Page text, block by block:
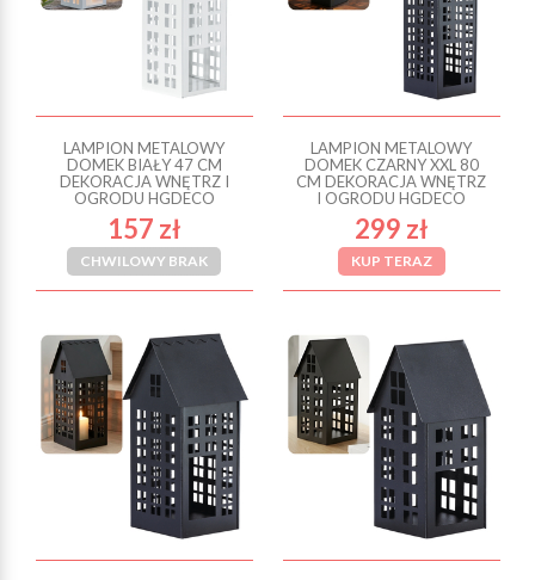
LAMPION METALOWY
DOMEK BIAŁY 47 CM
DEKORACJA WNĘTRZ I
OGRODU HGDECO
157 zł
CHWILOWY BRAK
LAMPION METALOWY
DOMEK CZARNY XXL 80
CM DEKORACJA WNĘTRZ
I OGRODU HGDECO
299 zł
KUP TERAZ